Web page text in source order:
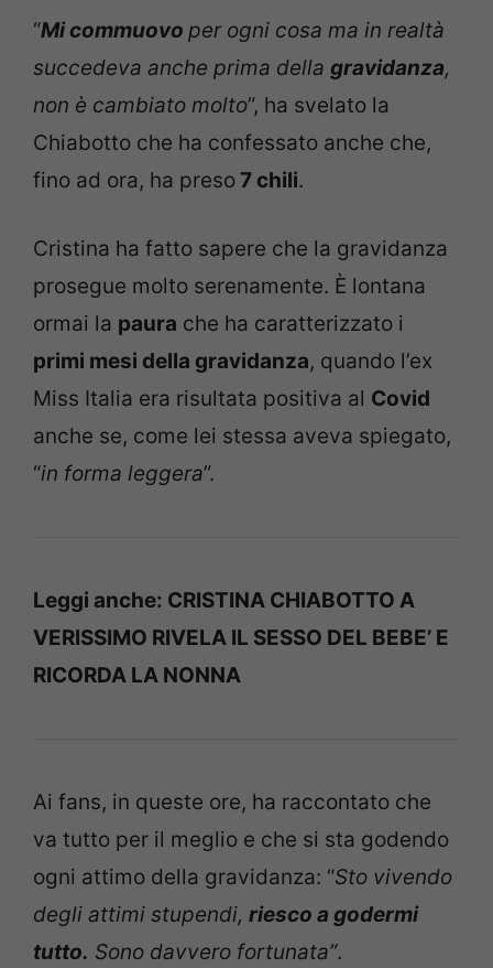
“Mi commuovo per ogni cosa ma in realtà
succedeva anche prima della gravidanza,
non è cambiato molto”, ha svelato la
Chiabotto che ha confessato anche che,
fino ad ora, ha preso7 chili.
Cristina ha fatto sapere che la gravidanza
prosegue molto serenamente. È lontana
ormai la paura che ha caratterizzato i
primi mesi della gravidanza, quando l’ex
Miss Italia era risultata positiva al Covid
anche se, come lei stessa aveva spiegato,
“in forma leggera”.
Leggi anche: CRISTINA CHIABOTTO A
VERISSIMO RIVELA IL SESSO DEL BEBE’ E
RICORDA LA NONNA
Ai fans, in queste ore, ha raccontato che
va tutto per il meglio e che si sta godendo
ogni attimo della gravidanza: “Sto vivendo
degli attimi stupendi, riesco a godermi
tutto. Sono davvero fortunata”.